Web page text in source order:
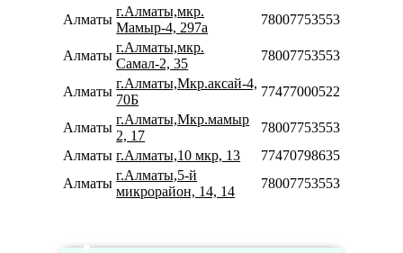
Алматы
г.Алматы,мкр.
Мамыр-4, 297а
78007753553
Алматы
г.Алматы,мкр.
Самал-2, 35
78007753553
Алматы
г.Алматы,Мкр.аксай-4,
70Б
77477000522
Алматы
г.Алматы,Мкр.мамыр
2, 17
78007753553
Алматы г.Алматы,10 мкр, 13
77470798635
Алматы
г.Алматы,5-й
микрорайон, 14, 14
78007753553